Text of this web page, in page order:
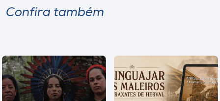
Confira também